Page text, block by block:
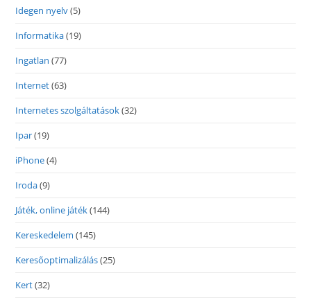
Idegen nyelv(5)
Informatika(19)
Ingatlan (77)
Internet(63)
Internetes szolgáltatások(32)
Ipar(19)
iPhone(4)
Iroda(9)
Játék, online játék(144)
Kereskedelem (145)
Keresőoptimalizálás(25)
Kert(32)